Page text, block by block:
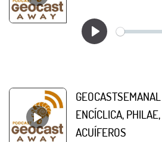
ENCÍCLICA,
ACUÍFEROS